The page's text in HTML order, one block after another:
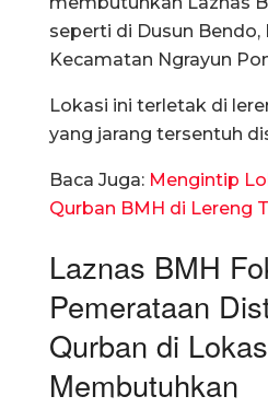
seperti di Dusun Bendo,
Kecamatan Ngrayun
Lokasi ini terletak di
yang jarang tersentuh
Baca Juga: Mengintip
Qurban BMH di Lereng
Laznas BMH
Pemerataan
Qurban di
Membutuhkan